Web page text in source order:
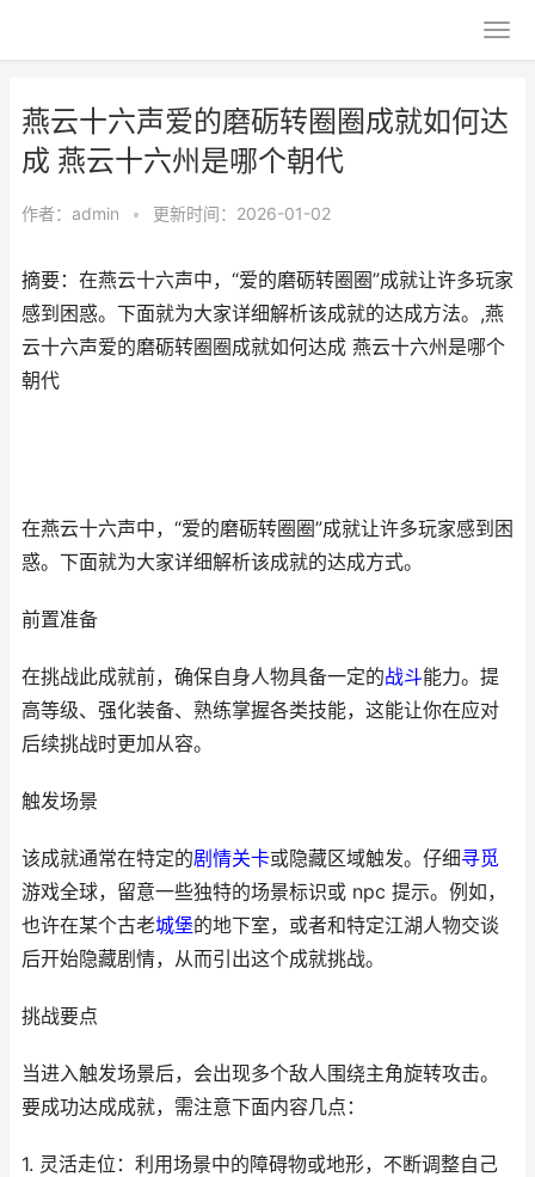
燕云十六声爱的磨砺转圈圈成就如何达
成 燕云十六州是哪个朝代
作者： admin • 更新时间：2026-01-02
摘要：在燕云十六声中，“爱的磨砺转圈圈”成就让许多玩家
感到困惑。下面就为大家详细解析该成就的达成方法。,燕
云十六声爱的磨砺转圈圈成就如何达成 燕云十六州是哪个
朝代
在燕云十六声中，“爱的磨砺转圈圈”成就让许多玩家感到困
惑。下面就为大家详细解析该成就的达成方式。
前置准备
在挑战此成就前，确保自身人物具备一定的战斗能力。提
高等级、强化装备、熟练掌握各类技能，这能让你在应对
后续挑战时更加从容。
触发场景
该成就通常在特定的剧情关卡或隐藏区域触发。仔细寻觅
游戏全球，留意一些独特的场景标识或 npc 提示。例如，
也许在某个古老城堡的地下室，或者和特定江湖人物交谈
后开始隐藏剧情，从而引出这个成就挑战。
挑战要点
当进入触发场景后，会出现多个敌人围绕主角旋转攻击。
要成功达成成就，需注意下面内容几点：
1. 灵活走位：利用场景中的障碍物或地形，不断调整自己